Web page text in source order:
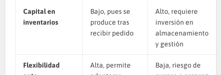
Capital en
inventarios
Bajo, pues se
produce tras
recibir pedido
Alto, requiere
inversión en
almacenamiento
y gestión
Flexibilidad
Alta, permite
Baja, riesgo de